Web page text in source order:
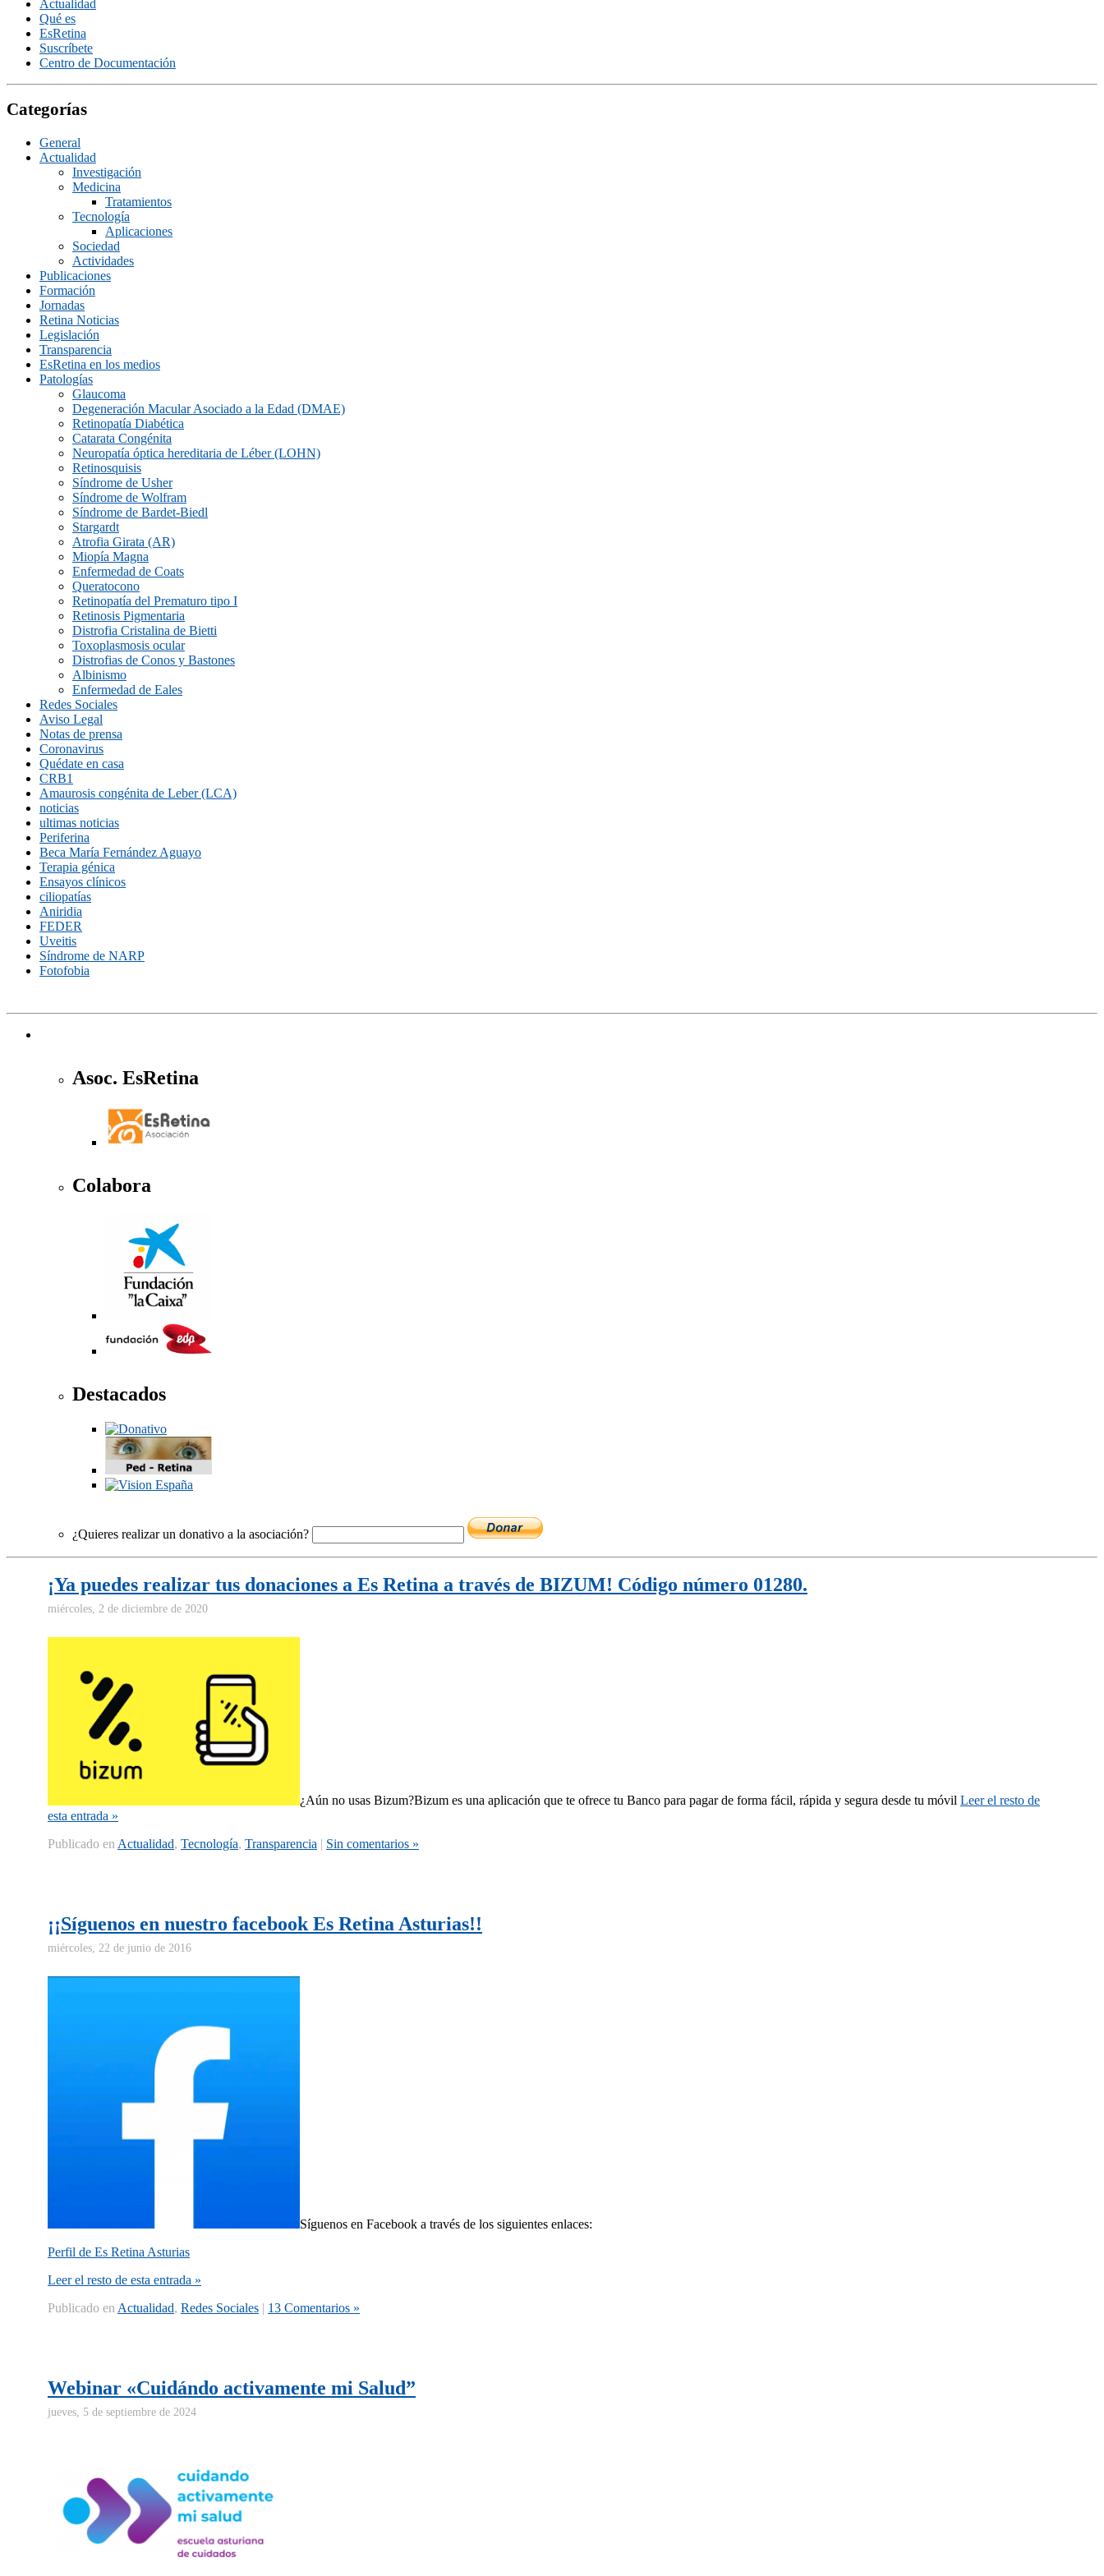
Actualidad
Qué es
EsRetina
Suscrí­bete
Centro de Documentación
Categorías
General
Actualidad
Investigación
Medicina
Tratamientos
Tecnologí­a
Aplicaciones
Sociedad
Actividades
Publicaciones
Formación
Jornadas
Retina Noticias
Legislación
Transparencia
EsRetina en los medios
Patologías
Glaucoma
Degeneración Macular Asociado a la Edad (DMAE)
Retinopatía Diabética
Catarata Congénita
Neuropatí­a óptica hereditaria de Léber (LOHN)
Retinosquisis
Síndrome de Usher
Síndrome de Wolfram
Síndrome de Bardet-Biedl
Stargardt
Atrofia Girata (AR)
Miopía Magna
Enfermedad de Coats
Queratocono
Retinopatí­a del Prematuro tipo I
Retinosis Pigmentaria
Distrofia Cristalina de Bietti
Toxoplasmosis ocular
Distrofias de Conos y Bastones
Albinismo
Enfermedad de Eales
Redes Sociales
Aviso Legal
Notas de prensa
Coronavirus
Quédate en casa
CRB1
Amaurosis congénita de Leber (LCA)
noticias
ultimas noticias
Periferina
Beca María Fernández Aguayo
Terapia génica
Ensayos clínicos
ciliopatías
Aniridia
FEDER
Uveitis
Síndrome de NARP
Fotofobia
Asoc. EsRetina
Colabora
Destacados
¿Quieres realizar un donativo a la asociación?
¡Ya puedes realizar tus donaciones a Es Retina a través de BIZUM! Código número 01280.
miércoles, 2 de diciembre de 2020
¿Aún no usas Bizum?Bizum es una aplicación que te ofrece tu Banco para pagar de forma fácil, rápida y segura desde tu móvil Leer el resto de
esta entrada »
Publicado en Actualidad, Tecnologí­a, Transparencia | Sin comentarios »
¡¡Síguenos en nuestro facebook Es Retina Asturias!!
miércoles, 22 de junio de 2016
Síguenos en Facebook a través de los siguientes enlaces:
Perfil de Es Retina Asturias
Leer el resto de esta entrada »
Publicado en Actualidad, Redes Sociales | 13 Comentarios »
Webinar «Cuidándo activamente mi Salud”
jueves, 5 de septiembre de 2024